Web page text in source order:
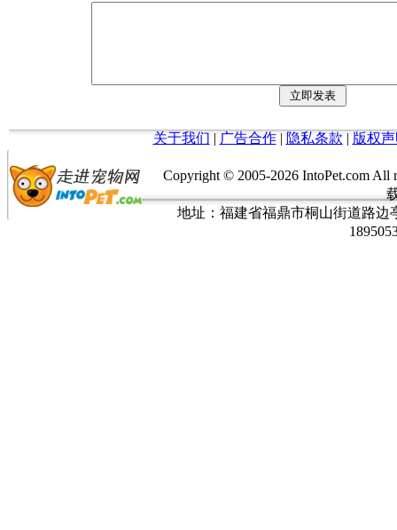
关于我们 | 广告合作| 隐私条款 | 版权
Copyright © 2005-2026 IntoPet.com
地址：福建省福鼎市桐山街道路边